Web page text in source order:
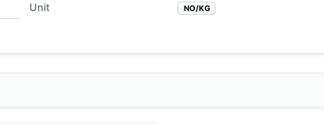
Unit
NO/KG